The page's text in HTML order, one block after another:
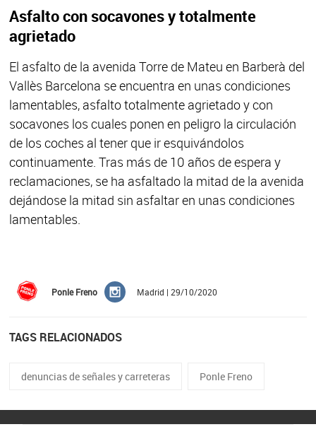
Asfalto con socavones y totalmente
agrietado
El asfalto de la avenida Torre de Mateu en Barberà del
Vallès Barcelona se encuentra en unas condiciones
lamentables, asfalto totalmente agrietado y con
socavones los cuales ponen en peligro la circulación
de los coches al tener que ir esquivándolos
continuamente. Tras más de 10 años de espera y
reclamaciones, se ha asfaltado la mitad de la avenida
dejándose la mitad sin asfaltar en unas condiciones
lamentables.
Ponle Freno Madrid | 29/10/2020
TAGS RELACIONADOS
denuncias de señales y carreteras Ponle Freno